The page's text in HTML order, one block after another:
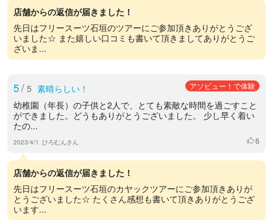
店舗からの返信が届きました！
先日はフリースーツ石垣のツアーにご参加頂きありがとうござ
いました☆ また嬉しい口コミも書いて頂きましてありがとうご
ざいま...
5/ 5 素晴らしい！ アソビュー！で体験
幼稚園（年長）の子供と2人で、とても素敵な時間を過ごすこと
ができました。どうもありがとうございました。 少し早く着い
たの...
2023/4/1 ひろむんさん いいね
6
店舗からの返信が届きました！
先日はフリースーツ石垣のカヤックツアーにご参加頂きありが
とうございました☆ たくさん感想も書いて頂きありがとうござ
います...